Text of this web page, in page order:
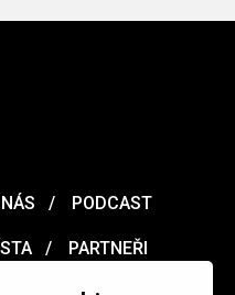
PODCAST
PARTNEŘI